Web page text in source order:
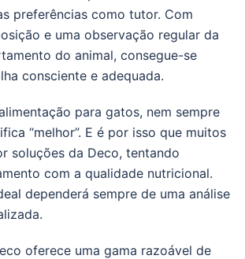
preferências como tutor. Com
e uma observação regular da
do animal, consegue-se
consciente e adequada.
para gatos, nem sempre
“melhor”. E é por isso que muitos
soluções da Deco, tentando
com a qualidade nutricional.
dependerá sempre de uma análise
oferece uma gama razoável de